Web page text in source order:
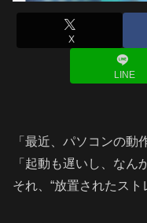
X
LINE
「最近、パソコンの動
「起動も遅いし、なん
それ、“放置されたスト